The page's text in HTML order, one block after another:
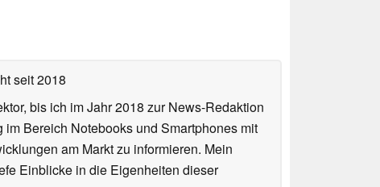
seit 2018
bis ich im Jahr 2018 zur News-Redaktion
Bereich Notebooks und Smartphones mit
am Markt zu informieren. Mein
Einblicke in die Eigenheiten dieser